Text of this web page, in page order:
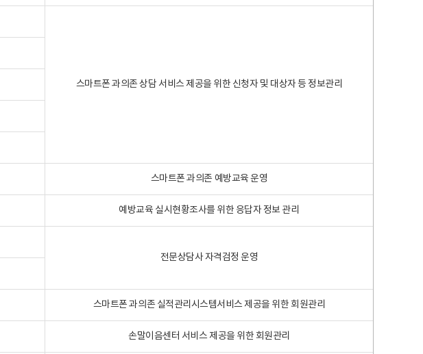
스마트폰 과의존 상담 서비스 제공을 위한 신청자 및 대상자 등 정보관리
스마트폰 과의존 예방교육 운영
예방교육 실시현황조사를 위한 응답자 정보 관리
전문상담사 자격검정 운영
스마트폰 과의존 실적관리시스템서비스 제공을 위한 회원관리
손말이음센터 서비스 제공을 위한 회원관리